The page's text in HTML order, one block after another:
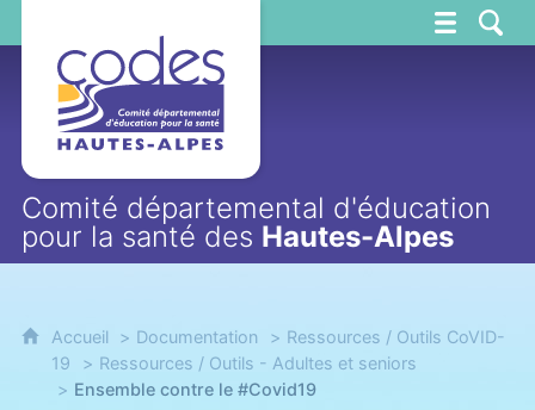
Comité départemental d'éducation
pour la santé des Hautes-Alpes
Accueil Documentation
Ressources / Outils CoVID-
19
Ressources / Outils - Adultes et seniors
Ensemble contre le #Covid19